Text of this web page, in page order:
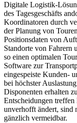
Digitale Logistik-
des Tagesgeschäfts
Koordinatoren durch
der Planung von
Positionsdaten von
Standorte von Fahrern
so einen optimalen
Software zur
eingespeiste Kunden-
bei höchster
Disponenten erhalten
Entscheidungen treffen
unverhofft ändert, sind
gänzlich vermeidbar.